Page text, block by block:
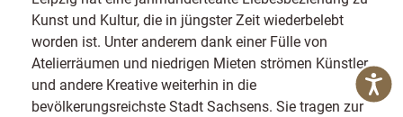
Kunst und Kultur, die in jüngster Zeit wiederbelebt
worden ist. Unter anderem dank einer Fülle von
Atelierräumen und niedrigen Mieten strömen Künstler
und andere Kreative weiterhin in die
bevölkerungsreichste Stadt Sachsens. Sie tragen zur